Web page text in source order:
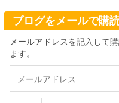
ブ
ブログをメールで購
メールアドレスを記入して
ます。
ル